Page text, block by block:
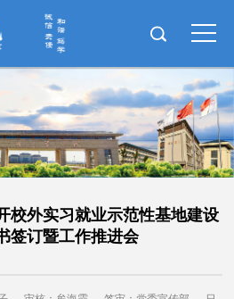
校外实习就业示范性基地建设
签订暨工作推进会